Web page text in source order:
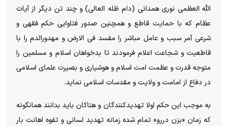
الله العظمی نوری همدانی (دام ظله العالی) و چند تن دیگر از آیات
عظام که با حمایت قاطع و همچنین صدور فتاوایی حکم فقهی و
شرعی آمر سبب و عامل مباشر را مفسد فی الارض و مهدورالدم را با
قاطعیت و شجاعت اعلام فرمودند تا بدخواهان اسلام و مسلمین را
متوجه قدرت و عظمت امت اسلام و هوشیاری و بصیرت علمای اسلامی
در دفاع از امامت و ولایت و مقدسات اسلامی نماید.
به موجب این حکم اولا تهدیدکنندگان و هتاکان باید بدانند همانگونه
که زمان «بزن دررو» تمام شده زمانه تهدید لسانی و تفوه اهانت بار